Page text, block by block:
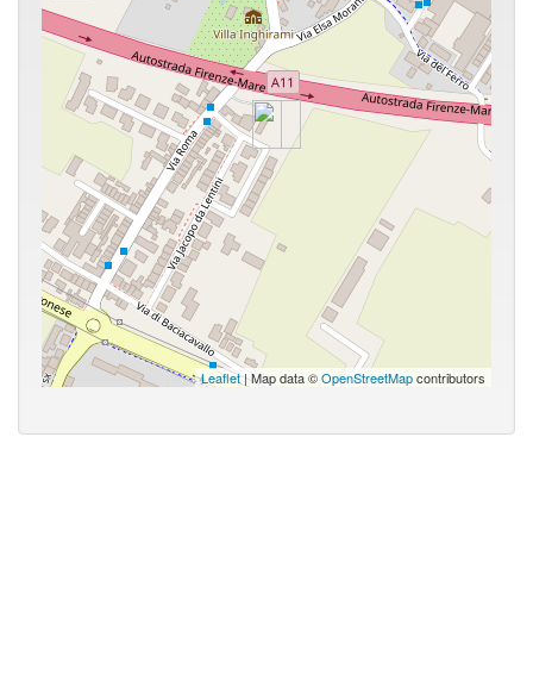
Leaflet| Map data ©OpenStreetMapcontributors